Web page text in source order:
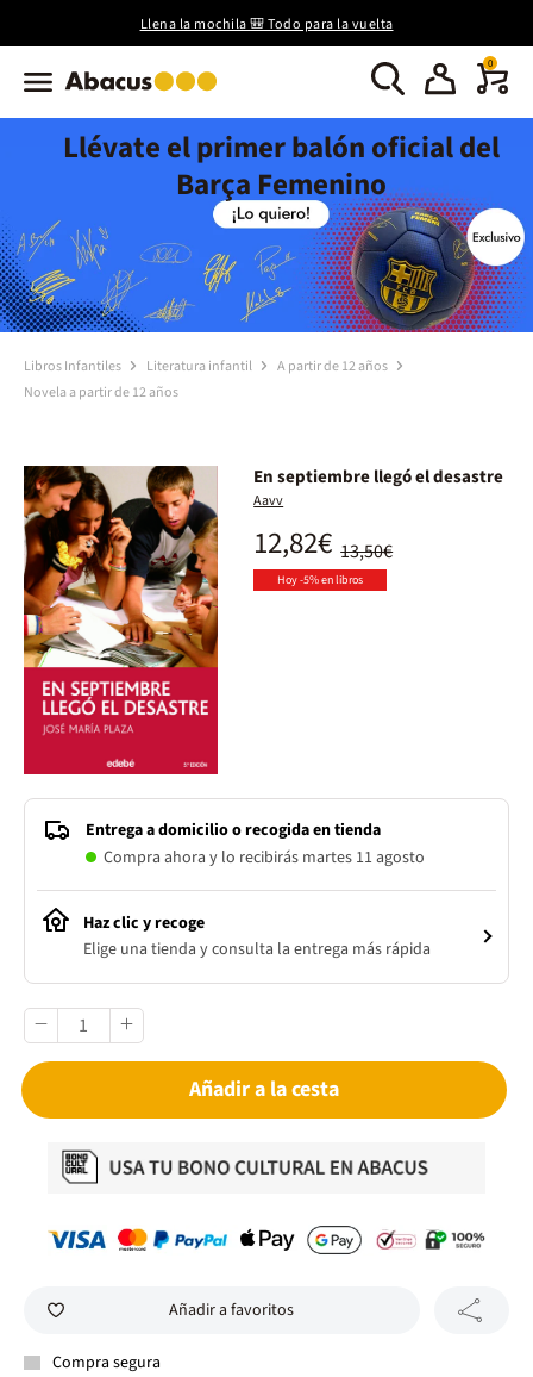
Llena la mochila 🎒 Todo para la vuelta
0
Llévate el primer balón oficial del
Barça Femenino
Libros Infantiles Literatura infantil
A partir de 12 años
Novela a partir de 12 años
En septiembre llegó el desastre
Aavv
13,50€
12,82€
Hoy -5% en libros
Entrega a domicilio o recogida en tienda
Compra ahora y lo recibirás martes 11 agosto
Haz clic y recoge
Elige una tienda y consulta la entrega más rápida
Añadir a la cesta
Añadir a favoritos
Compra segura